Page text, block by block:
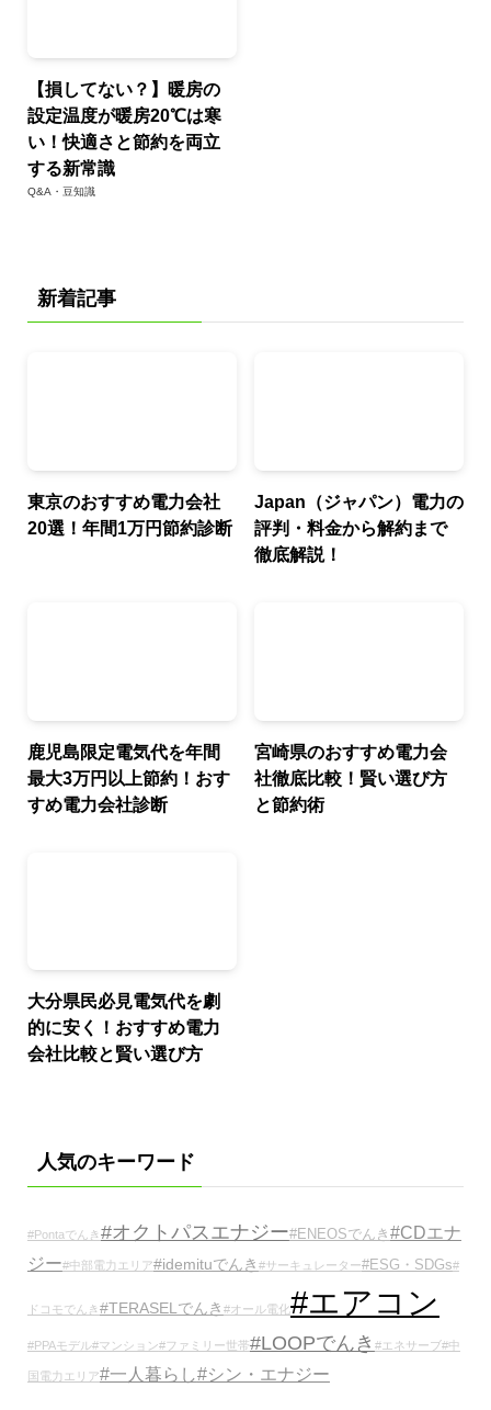
【損してない？】暖房の
設定温度が暖房20℃は寒
い！快適さと節約を両立
する新常識
Q&A・豆知識
新着記事
東京のおすすめ電力会社
20選！年間1万円節約診断
Japan（ジャパン）電力の
評判・料金から解約まで
徹底解説！
鹿児島限定電気代を年間
最大3万円以上節約！おす
すめ電力会社診断
宮崎県のおすすめ電力会
社徹底比較！賢い選び方
と節約術
大分県民必見電気代を劇
的に安く！おすすめ電力
会社比較と賢い選び方
人気のキーワード
#Pontaでんき #オクトパスエナジー#ENEOSでんき #CDエナ
ジー#中部電力エリア#idemituでんき #サーキュレーター#ESG・SDGs#
ドコモでんき #TERASELでんき #オール電化#エアコン
#PPAモデル#マンション#ファミリー世帯#LOOPでんき #エネサーブ#中
国電力エリア#一人暮らし#シン・エナジー